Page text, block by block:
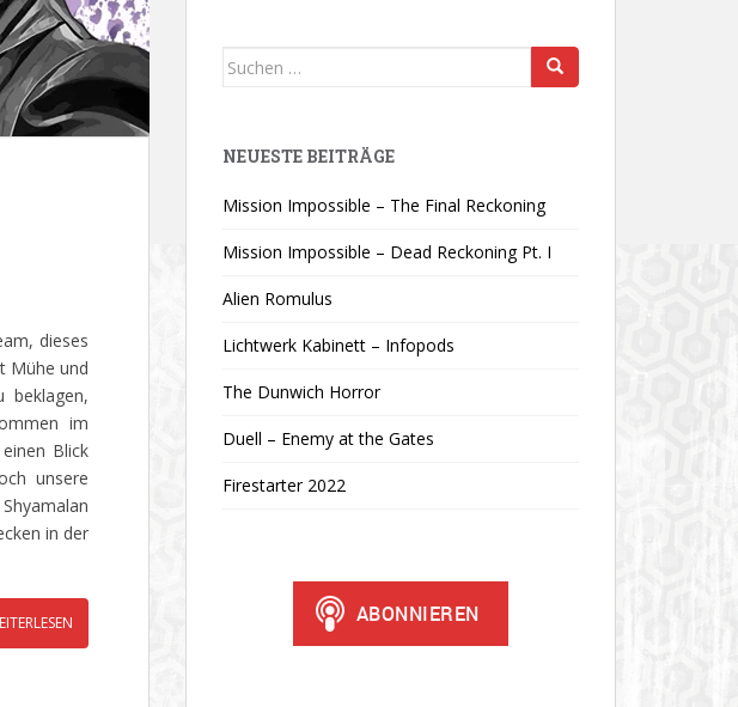
dieses
Mühe und
im
Blick
unsere
in der
Suchen
NEUESTE BEITRÄGE
Mission Impossible – The Final Reckoning
Mission Impossible – Dead Reckoning Pt. I
Alien Romulus
Lichtwerk Kabinett – Infopods
The Dunwich Horror
Duell – Enemy at the Gates
Firestarter 2022